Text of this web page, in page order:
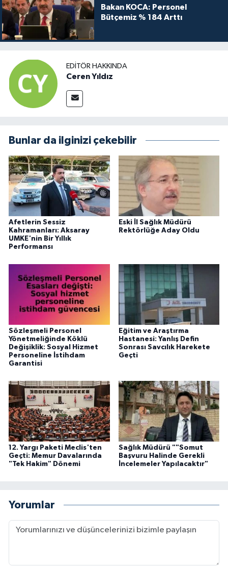
Bakan KOCA: Personel
Bütçemiz % 184 Arttı
EDITÖR HAKKINDA
Ceren Yıldız
Bunlar da ilginizi çekebilir
Afetlerin Sessiz
Kahramanları: Aksaray
UMKE'nin Bir Yıllık
Performansı
Eski İl Sağlık Müdürü
Rektörlüğe Aday Oldu
Sözleşmeli Personel
Yönetmeliğinde Köklü
Değişiklik: Sosyal Hizmet
Personeline İstihdam
Garantisi
Eğitim ve Araştırma
Hastanesi: Yanlış Defin
Sonrası Savcılık Harekete
Geçti
12. Yargı Paketi Meclis'ten
Geçti: Memur Davalarında
"Tek Hakim" Dönemi
Sağlık Müdürü ""Somut
Başvuru Halinde Gerekli
İncelemeler Yapılacaktır"
Yorumlar